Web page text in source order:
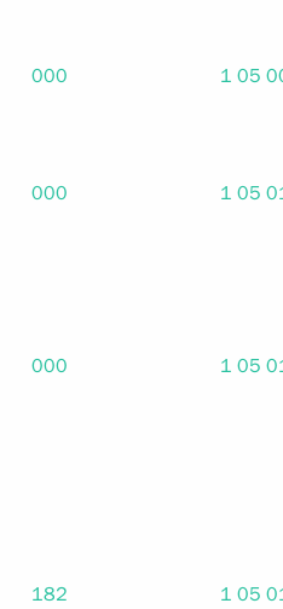
000 1 05
000 1 05
000 1 05
182 1 05